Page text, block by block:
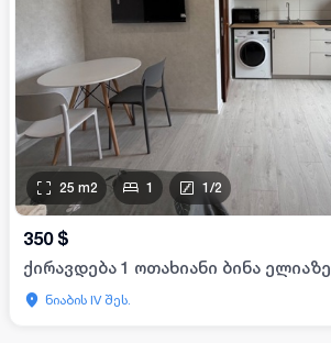
25 m2 1 1 /2
350 $
ქირავდება 1 ოთახიანი ბინა ელიაზე
ნიაბის IV შეს.